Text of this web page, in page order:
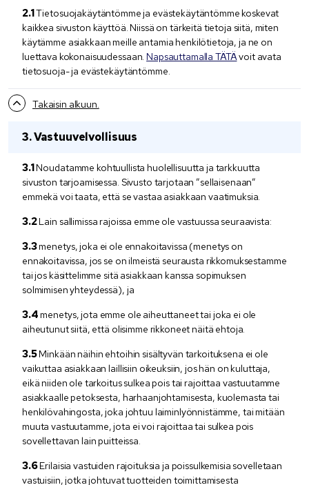
Tietosuojakäytäntömme ja evästekäytäntömme koskevat
kaikkea sivuston käyttöä. Niissä on tärkeitä tietoja siitä, miten
käytämme asiakkaan meille antamia henkilötietoja, ja ne on
luettava kokonaisuudessaan.Napsauttamalla TÄTÄvoit avata
tietosuoja- ja evästekäytäntömme.
Takaisin alkuun.
Vastuuvelvollisuus
Noudatamme kohtuullista huolellisuutta ja tarkkuutta
sivuston tarjoamisessa. Sivusto tarjotaan ”sellaisenaan”
emmekä voi taata, että se vastaa asiakkaan vaatimuksia.
Lain sallimissa rajoissa emme ole vastuussa seuraavista:
menetys, joka ei ole ennakoitavissa (menetys on
ennakoitavissa, jos se on ilmeistä seurausta rikkomuksestamme
tai jos käsittelimme sitä asiakkaan kanssa sopimuksen
solmimisen yhteydessä), ja
menetys, jota emme ole aiheuttaneet tai joka ei ole
aiheutunut siitä, että olisimme rikkoneet näitä ehtoja.
Minkään näihin ehtoihin sisältyvän tarkoituksena ei ole
vaikuttaa asiakkaan laillisiin oikeuksiin, jos hän on kuluttaja,
eikä niiden ole tarkoitus sulkea pois tai rajoittaa vastuutamme
asiakkaalle petoksesta, harhaanjohtamisesta, kuolemasta tai
henkilövahingosta, joka johtuu laiminlyönnistämme, tai mitään
muuta vastuutamme, jota ei voi rajoittaa tai sulkea pois
sovellettavan lain puitteissa.
Erilaisia vastuiden rajoituksia ja poissulkemisia sovelletaan
vastuisiin, jotka johtuvat tuotteiden toimittamisesta